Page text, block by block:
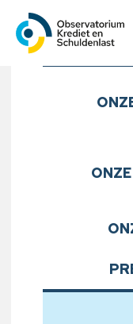
ONZE